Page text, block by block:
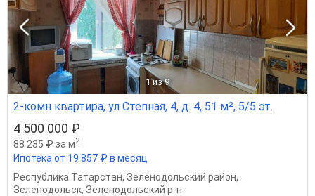
1 из 9
2-комн квартира, ул Степная, 4, д. 4, 51 м², 5/5 эт.
4 500 000 ₽
88 235 ₽ за м2
Ипотека от 19 857 ₽ в месяц
Республика Татарстан, Зеленодольский район,
Зеленодольск, Зеленодольский р-н